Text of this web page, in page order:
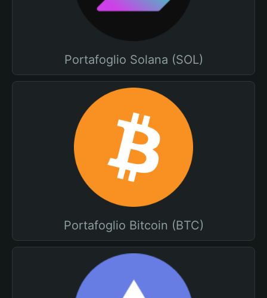
Portafoglio Solana (SOL)
Portafoglio Bitcoin (BTC)